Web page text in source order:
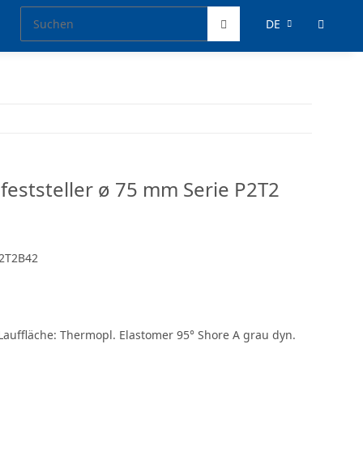
DE
ø 75 mm Serie P2T2
Thermopl. Elastomer 95° Shore A grau dyn.